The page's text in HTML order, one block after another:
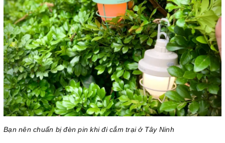
Bạn nên chuẩn bị đèn pin khi đi cắm trại ở Tây Ninh